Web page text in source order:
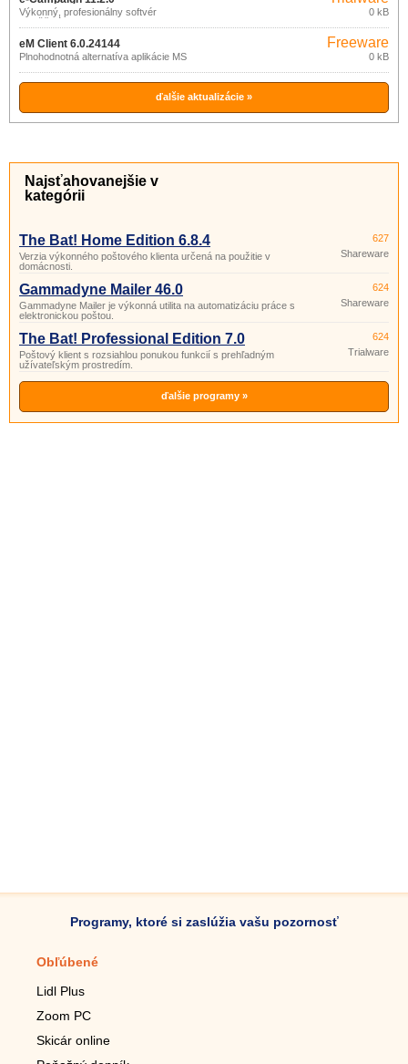
Personal Folder (*.
Výkonný, profesionálny softvér
umožňujúci rozosielanie
personalizovaných správ klientom,
zákazníkom alebo členom rôznych
konferencií.
0 kB
eM Client 6.0.24144
Plnohodnotná alternatíva aplikácie MS
Freeware
0 kB
ďalšie aktualizácie »
Najsťahovanejšie v
kategórii
The Bat! Home Edition 6.8.4
Verzia výkonného poštového klienta určená na použitie v
domácnosti.
627
Shareware
Gammadyne Mailer 46.0
Gammadyne Mailer je výkonná utilita na automatizáciu práce s
elektronickou poštou.
624
Shareware
The Bat! Professional Edition 7.0
Poštový klient s rozsiahlou ponukou funkcií s prehľadným
užívateľským prostredím.
624
Trialware
ďalšie programy »
Programy, ktoré si zaslúžia vašu pozornosť
Obľúbené
Lidl Plus
Zoom PC
Skicár online